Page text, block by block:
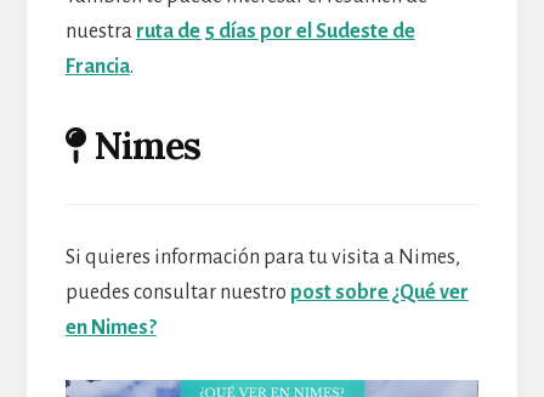
nuestra ruta de 5 días por el Sudeste de
Francia.
Nimes
Si quieres información para tu visita a Nimes,
puedes consultar nuestro post sobre ¿Qué ver
en Nimes?